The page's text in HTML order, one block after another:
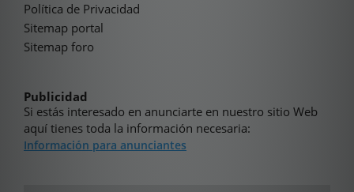
Política de Privacidad
Sitemap portal
Sitemap foro
Publicidad
Si estás interesado en anunciarte en nuestro sitio Web
aquí tienes toda la información necesaria:
Información para anunciantes